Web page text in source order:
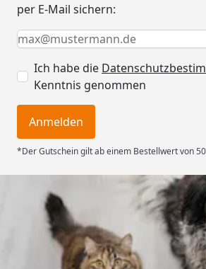
per E-Mail sichern:
Keine Eingabe erforderlich
Eingabe erforderlich
E-Mail *
Ich habe die
Kenntnis genommen
Anmelden
*Der Gutschein gilt ab einem Bestellwert von
Trusted Shops
4,74/ 5